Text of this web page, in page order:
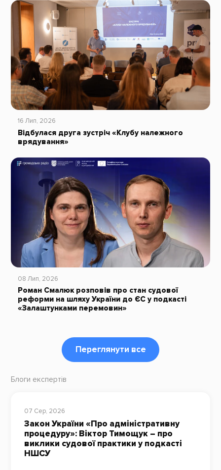
16 Лип, 2026
Відбулася друга зустріч «Клубу належного
врядування»
08 Лип, 2026
Роман Смалюк розповів про стан судової
реформи на шляху України до ЄС у подкасті
«Залаштунками перемовин»
Переглянути все
Блоги експертів
07 Сер, 2026
Закон України «Про адміністративну
процедуру»: Віктор Тимощук – про
виклики судової практики у подкасті
НШСУ